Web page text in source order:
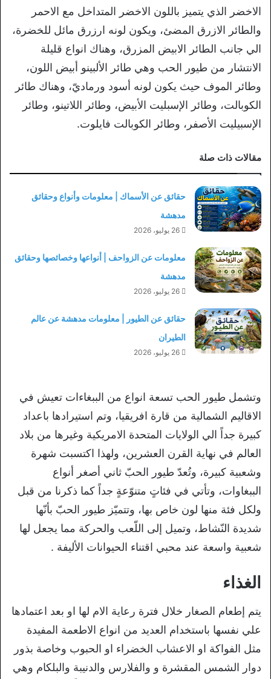
الاخضر الذي يتميز باللون الاخضر المتداخل مع الاحمر
والطائر الازرق المضئ، ويكون لونه ارزرق مائل للخضرة،
الي جانب الطائر الابيض المزرق، وهناك انواع قليلة
الانتشار من طيور الحب وهي طائر الألبينو أبيض اللون،
وطائر الموف حيث يكون لونه أسود ورماديّ، وهناك طائر
الكوبالت، وطائر الإسبليت الأبيض، وطائر اللاتينو، وطائر
الإسبيليت الأصفر، وطائر الكوبالت فايلوت.
مقالات ذات صلة
حقائق عن الأسماك | معلومات وأنواع وحقائق
مدهشة
26 يوليو، 2026
معلومات عن الزواحف | أنواعها وخصائصها وحقائق
مدهشة
26 يوليو، 2026
حقائق عن الطيور | معلومات مدهشة عن عالم
الطيران
26 يوليو، 2026
وتشمل طيور الحب تسعة انواع من الببغاءات تعيش في
الاقاليم الشمالية من قارة افريقيا، وتم استيرادها باعداد
كبيرة جداً الي الولايات المتحدة الامريكية وغيرها من بلاد
العالم في نهاية القرن العشرين، ولهذا اكتسبت شهرة
وشعبية كبيرة، وتُعدّ طيور الحبّ ثاني أصغر أنواع
الببغاوات، وتأتي في فئاتٍ متنوّعةٍ جداً كما ذكرنا من قبل
ولكل فئة منها لون خاص بها، وتتميّز طيور الحبّ بأنّها
شديدة النّشاط، وتميل إلى اللّعب والحركة مما يجعل لها
شعبية واسعة عند محبي اقتناء الحيوانات الأليفة .
الغذاء
يتم إطعام الصغار خلال فترة رعاية الام لها او بعد اعتمادها
علي نفسها باستخدام العديد من انواع الاطعمة المفيدة
مثل الفواكة او الاعشاب الخضراء او الحبوب وخاصة بذور
دوار الشمس المقشرة و والفلارس والدنيبة والبلكام وهي